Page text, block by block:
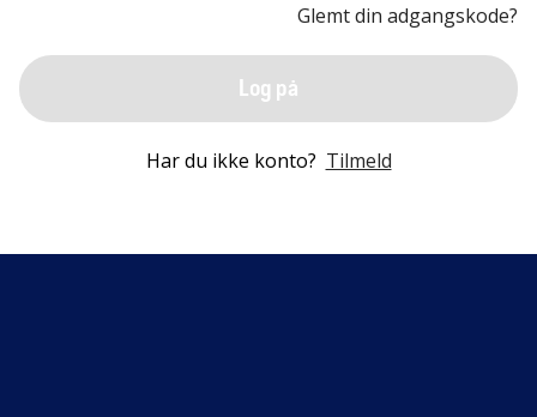
Glemt din adgangskode?
Log på
Har du ikke konto? Tilmeld